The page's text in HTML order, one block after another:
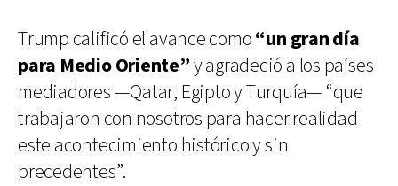
Trump calificó el avance como“un gran día
para Medio Oriente”y agradeció a los países
mediadores —Qatar, Egipto y Turquía— “que
trabajaron con nosotros para hacer realidad
este acontecimiento histórico y sin
precedentes”.